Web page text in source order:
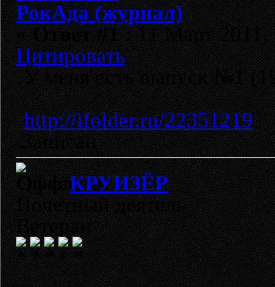
РокАда (журнал)
«Ответ #1 :11 Март 2011,
Цитировать
У меня есть выпуск №1
http://ifolder.ru/22351219
Записан
КРУИЗЁР
Почетный деятель
Ветеран